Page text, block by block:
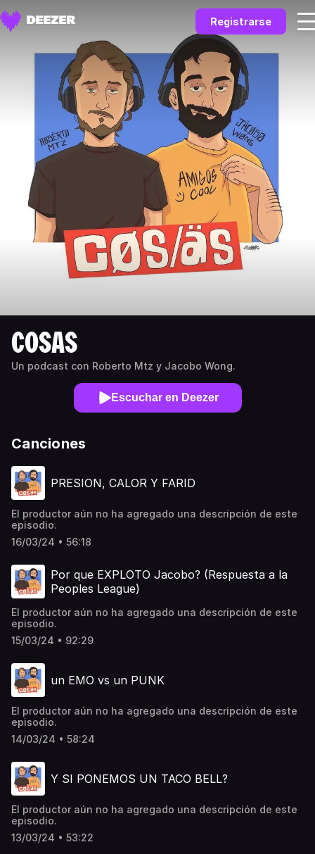
Registrarse
COSAS
Un podcast con Roberto Mtz y Jacobo Wong.
Escuchar en Deezer
Canciones
PRESION, CALOR Y FARID
El productor aún no ha agregado una descripción de este
episodio.
16/03/24 • 56:18
Por que EXPLOTO Jacobo? (Respuesta a la
Peoples League)
El productor aún no ha agregado una descripción de este
episodio.
15/03/24 • 92:29
un EMO vs un PUNK
El productor aún no ha agregado una descripción de este
episodio.
14/03/24 • 58:24
Y SI PONEMOS UN TACO BELL?
El productor aún no ha agregado una descripción de este
episodio.
13/03/24 • 53:22